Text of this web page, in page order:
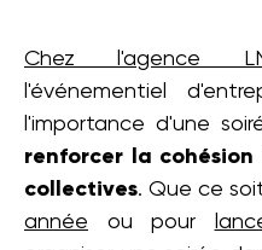
Chez l'agence
l'événementiel
l'importance d'une
renforcer la cohésion
collectives. Que ce
année ou pour